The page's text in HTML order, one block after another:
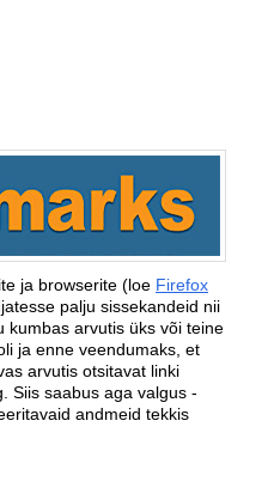
ja browserite (loe Firefox
palju sissekandeid nii
kumbas arvutis üks või teine
ja enne veendumaks, et
arvutis otsitavat linki
Siis saabus aga valgus -
andmeid tekkis